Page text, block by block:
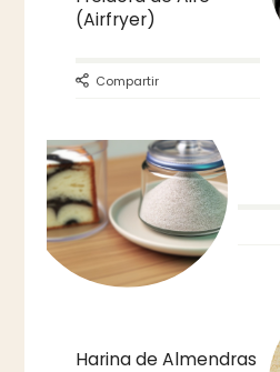
(Airfryer)
Compartir
Harina de Almendras